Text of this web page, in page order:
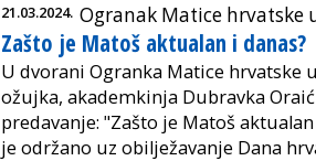
21.03.2024. Ogranak Matice hrvatske
Zašto je Matoš aktualan i danas?
U dvorani Ogranka Matice hrvatske
ožujka, akademkinja Dubravka
predavanje: "Zašto je Matoš
je održano uz obilježavanje Dana